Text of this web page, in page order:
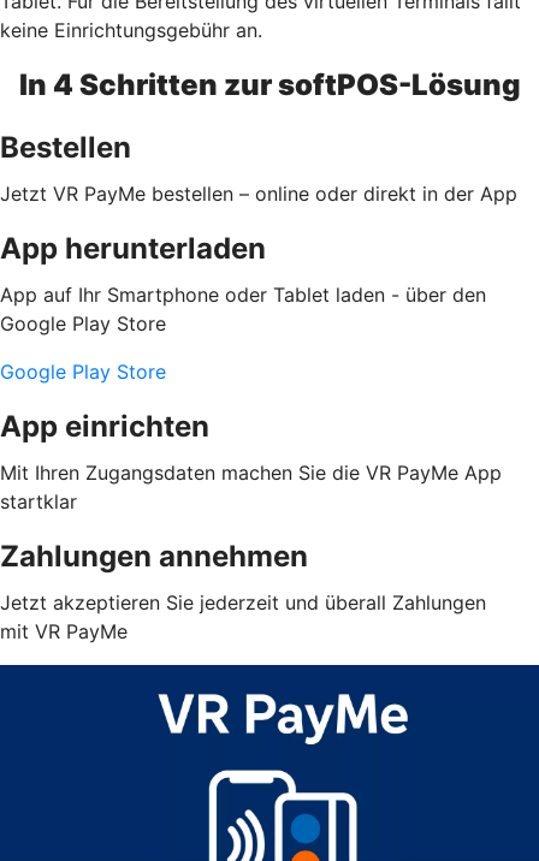
keine Einrichtungsgebühr an.
In 4 Schritten zur softPOS-Lösung
Bestellen
Jetzt VR PayMe bestellen – online oder direkt in der App
App herunterladen
App auf Ihr Smartphone oder Tablet laden - über den
Google Play Store
Google Play Store
App einrichten
Mit Ihren Zugangsdaten machen Sie die VR PayMe App
startklar
Zahlungen annehmen
Jetzt akzeptieren Sie jederzeit und überall Zahlungen
mit VR PayMe